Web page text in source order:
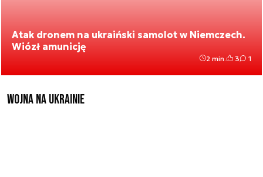
Atak dronem na ukraiński samolot w Niemczech.
Wiózł amunicję
2 min. 3 1
Wojna na Ukrainie